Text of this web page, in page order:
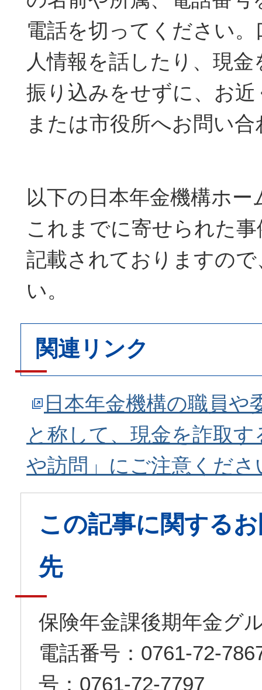
電話を切ってください
人情報を話したり、現
振り込みをせずに、お
または市役所へお問い
以下の日本年金機構ホ
これまでに寄せられた
記載されておりますの
い。
関連リンク
日本年金機構の職員や
と称して、現金を詐取
や訪問」にご注意くださ
この記事に関する
先
保険年金課後期年金グ
電話番号：0761-72-
号：0761-72-7797